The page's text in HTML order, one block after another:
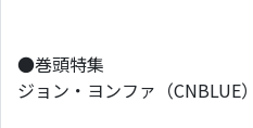
●巻頭特集
ジョン・ヨンファ（